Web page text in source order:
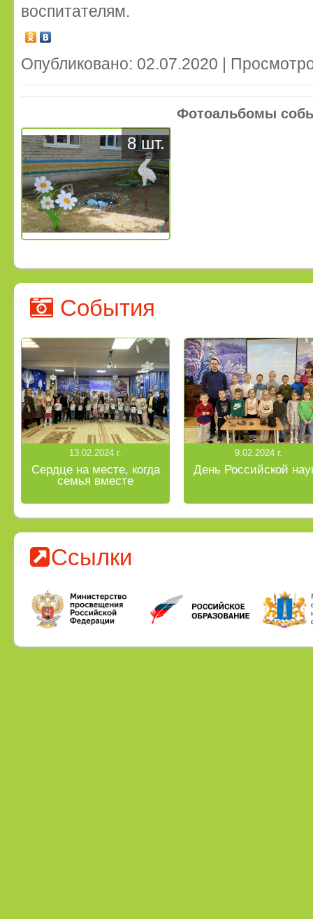
воспитателям.
Опубликовано: 02.07.2020 |
Фотоальбомы
8 шт.
События
13.02.2024 г.
Сердце на месте, когда
семья вместе
9.02.2024 г.
День Российской
Ссылки